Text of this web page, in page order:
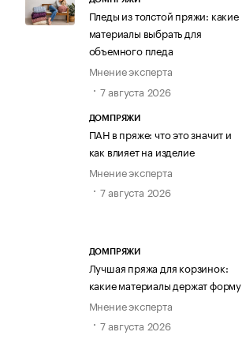
Пледы из толстой пряжи: какие
материалы выбрать для
объемного пледа
Мнение эксперта
7 августа 2026
ДОМПРЯЖИ
ПАН в пряже: что это значит и
как влияет на изделие
Мнение эксперта
7 августа 2026
ДОМПРЯЖИ
Лучшая пряжа для корзинок:
какие материалы держат форму
Мнение эксперта
7 августа 2026